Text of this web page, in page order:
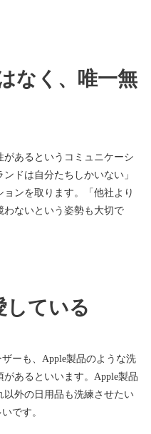
なく、唯一無
があるというコミュニケーシ
ドは自分たちしかいない」
ンを取ります。「他社より
わないという姿勢も大切で
ている
ーも、Apple製品のような洗
あるといいます。Apple製品
外の日用品も洗練させたい
です。